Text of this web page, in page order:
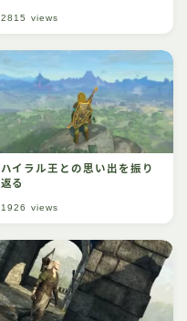
2815 views
ハイラル王との思い出を振り
返る
1926 views